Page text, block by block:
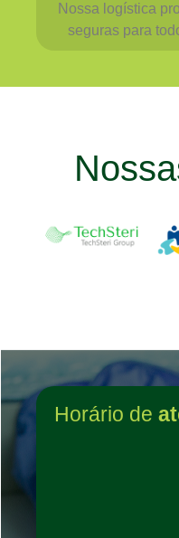
Nossa logística
seguras para
Horário de